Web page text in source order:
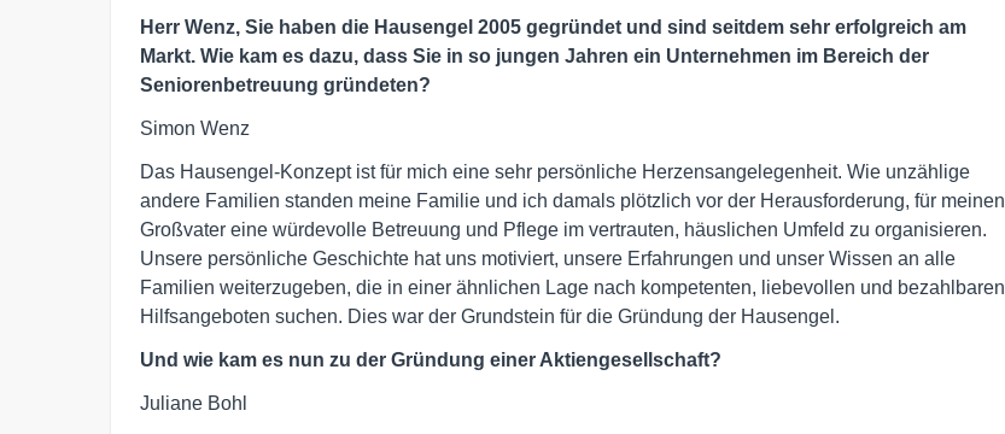
Herr Wenz, Sie haben die Hausengel 2005 gegründet und sind seitdem sehr erfolgreich am
Markt. Wie kam es dazu, dass Sie in so jungen Jahren ein Unternehmen im Bereich der
Seniorenbetreuung gründeten?
Simon Wenz
Das Hausengel-Konzept ist für mich eine sehr persönliche Herzensangelegenheit. Wie unzählige
andere Familien standen meine Familie und ich damals plötzlich vor der Herausforderung, für meinen
Großvater eine würdevolle Betreuung und Pflege im vertrauten, häuslichen Umfeld zu organisieren.
Unsere persönliche Geschichte hat uns motiviert, unsere Erfahrungen und unser Wissen an alle
Familien weiterzugeben, die in einer ähnlichen Lage nach kompetenten, liebevollen und bezahlbaren
Hilfsangeboten suchen. Dies war der Grundstein für die Gründung der Hausengel.
Und wie kam es nun zu der Gründung einer Aktiengesellschaft?
Juliane Bohl